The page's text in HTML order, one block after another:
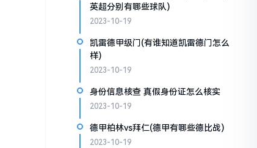
英超分别有哪些球队)
2023-10-19
凯雷德甲级门(有谁知道凯雷德门怎么
样)
2023-10-19
身份信息核查 真假身份证怎么核实
2023-10-19
德甲柏林vs拜仁(德甲有哪些德比战)
2023-10-19